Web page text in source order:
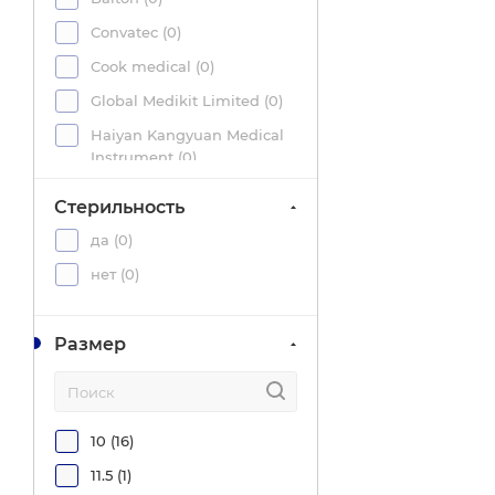
Convatec (0)
Cook medical (0)
Global Medikit Limited (0)
Haiyan Kangyuan Medical
Instrument (0)
(0)
Lepu medical (
Medsil (
RI.MOS (
RUSCH (
Стерильность
да (0)
нет (0)
Размер
10 (16)
11.5 (1)